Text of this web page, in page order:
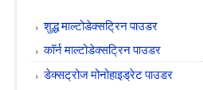
शुद्ध माल्टोडेक्सट्रिन पाउडर
कॉर्न माल्टोडेक्सट्रिन पाउडर
डेक्सट्रोज मोनोहाइड्रेट पाउडर